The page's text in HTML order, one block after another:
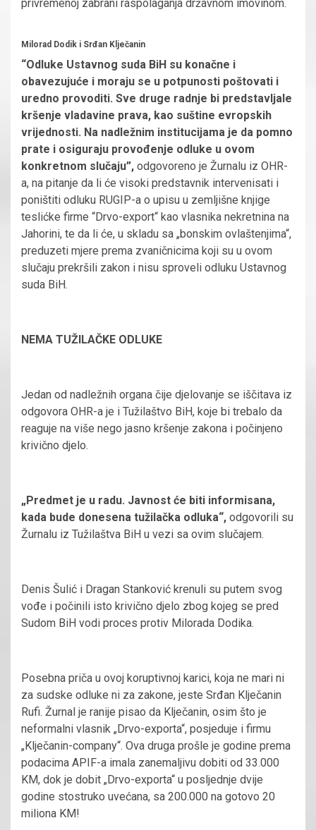
privremenoj zabrani raspolaganja državnom imovinom.
Milorad Dodik i Srđan Klječanin
“Odluke Ustavnog suda BiH su konačne i
obavezujuće i moraju se u potpunosti poštovati i
uredno provoditi. Sve druge radnje bi predstavljale
kršenje vladavine prava, kao suštine evropskih
vrijednosti. Na nadležnim institucijama je da pomno
prate i osiguraju provođenje odluke u ovom
konkretnom slučaju”, odgovoreno je Žurnalu iz OHR-
a, na pitanje da li će visoki predstavnik intervenisati i
poništiti odluku RUGIP-a o upisu u zemljišne knjige
teslićke firme “Drvo-export“ kao vlasnika nekretnina na
Jahorini, te da li će, u skladu sa „bonskim ovlaštenjima“,
preduzeti mjere prema zvaničnicima koji su u ovom
slučaju prekršili zakon i nisu sproveli odluku Ustavnog
suda BiH.
NEMA TUŽILAČKE ODLUKE
Jedan od nadležnih organa čije djelovanje se iščitava iz
odgovora OHR-a je i Tužilaštvo BiH, koje bi trebalo da
reaguje na više nego jasno kršenje zakona i počinjeno
krivično djelo.
„Predmet je u radu. Javnost će biti informisana,
kada bude donesena tužilačka odluka“, odgovorili su
Žurnalu iz Tužilaštva BiH u vezi sa ovim slučajem.
Denis Šulić i Dragan Stanković krenuli su putem svog
vođe i počinili isto krivično djelo zbog kojeg se pred
Sudom BiH vodi proces protiv Milorada Dodika.
Posebna priča u ovoj koruptivnoj karici, koja ne mari ni
za sudske odluke ni za zakone, jeste Srđan Klječanin
Rufi. Žurnal je ranije pisao da Klječanin, osim što je
neformalni vlasnik „Drvo-exporta“, posjeduje i firmu
„Klječanin-company“. Ova druga prošle je godine prema
podacima APIF-a imala zanemaljivu dobiti od 33.000
KM, dok je dobit „Drvo-exporta“ u posljednje dvije
godine stostruko uvećana, sa 200.000 na gotovo 20
miliona KM!